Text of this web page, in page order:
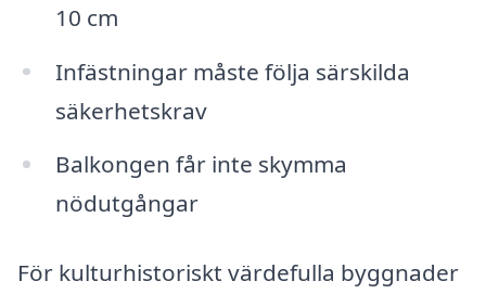
10 cm
Infästningar måste följa särskilda
säkerhetskrav
Balkongen får inte skymma
nödutgångar
För kulturhistoriskt värdefulla byggnader